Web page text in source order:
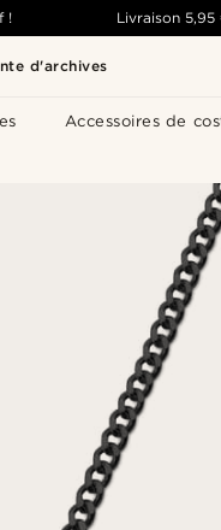
d'archives
Accessoires de
! Livraison 5,95